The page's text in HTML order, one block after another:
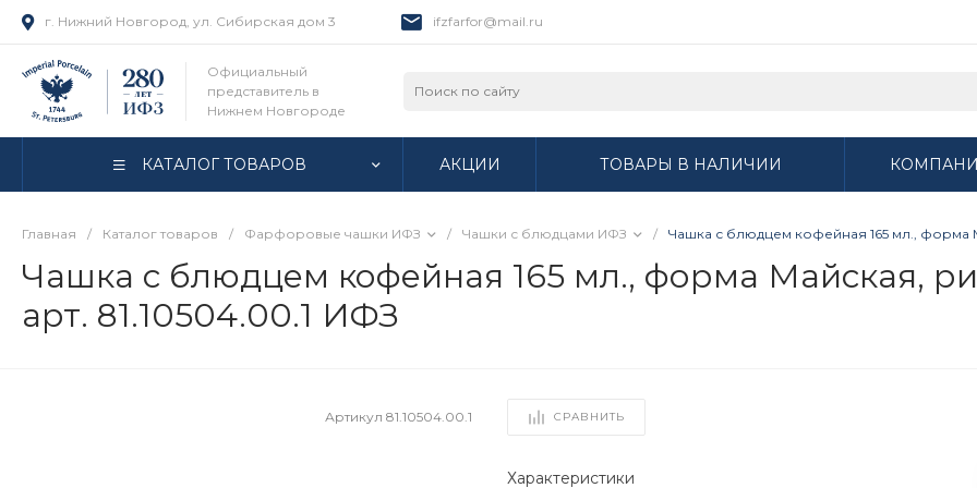
г. Нижний Новгород, ул. Сибирская дом 3 ifzfarfor@mail.ru
Официальный
представитель в
Нижнем Новгороде
КАТАЛОГ ТОВАРОВ АКЦИИ ТОВАРЫ В НАЛИЧИИ
Главная / Каталог товаров / Фарфоровые чашки ИФЗ / Чашки с блюдцами ИФЗ / Чашка с блюдцем кофейная 165 мл., форма
Чашка с блюдцем кофейная 165 мл., форма Майская,
арт. 81.10504.00.1 ИФЗ
Артикул81.10504.00.1 СРАВНИТЬ
Характеристики